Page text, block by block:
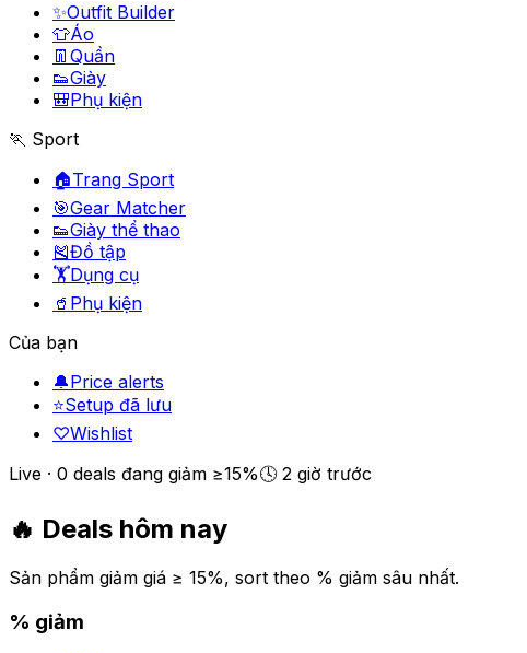
✨Outfit Builder
👕Áo
👖 Quần
👟Giày
🎒Phụ kiện
🏃 Sport
🏠Trang Sport
🎯Gear Matcher
👟Giày thể thao
🎽Đồ tập
🏋️Dụng cụ
🥤 Phụ kiện
Của bạn
🔔Price alerts
⭐Setup đã lưu
♡Wishlist
Live · 0 deals đang giảm ≥15%🕓 2 giờ trước
🔥 Deals hôm nay
Sản phẩm giảm giá ≥ 15%, sort theo % giảm sâu nhất.
% giảm